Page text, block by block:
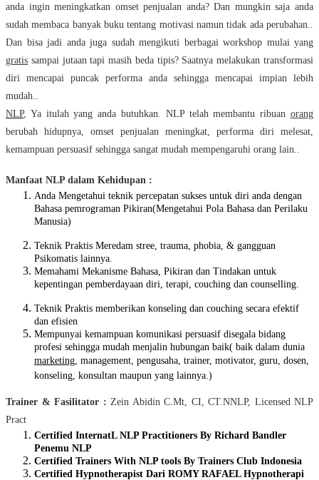
anda ingin meningkatkan omset penjualan anda? Dan mungkin saja anda
sudah membaca banyak buku tentang motivasi namun tidak ada perubahan..
Dan bisa jadi anda juga sudah mengikuti berbagai workshop mulai yang
gratis sampai jutaan tapi masih beda tipis? Saatnya melakukan transformasi
diri mencapai puncak performa anda sehingga mencapai impian lebih
mudah..
NLP, Ya itulah yang anda butuhkan. NLP telah membantu ribuan orang
berubah hidupnya, omset penjualan meningkat, performa diri melesat,
kemampuan persuasif sehingga sangat mudah mempengaruhi orang lain..
Manfaat NLP dalam Kehidupan :
Anda Mengetahui teknik percepatan sukses untuk diri anda dengan
Bahasa pemrograman Pikiran(Mengetahui Pola Bahasa dan Perilaku
Manusia)
Teknik Praktis Meredam stree, trauma, phobia, & gangguan
Psikomatis lainnya.
Memahami Mekanisme Bahasa, Pikiran dan Tindakan untuk
kepentingan pemberdayaan diri, terapi, couching dan counselling.
Teknik Praktis memberikan konseling dan couching secara efektif
dan efisien
Mempunyai kemampuan komunikasi persuasif disegala bidang
profesi sehingga mudah menjalin hubungan baik( baik dalam dunia
marketing , management, pengusaha, trainer, motivator, guru, dosen,
konseling, konsultan maupun yang lainnya.)
Trainer & Fasilitator : Zein Abidin C.Mt, CI, CT.NNLP, Licensed NLP
Pract
Certified InternatL NLP Practitioners By Richard Bandler
Penemu NLP
Certified Trainers With NLP tools By Trainers Club Indonesia
Certified Hypnotherapist Dari ROMY RAFAEL Hypnotherapi